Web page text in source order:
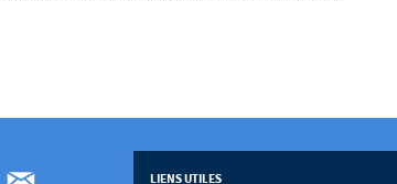
LIENS UTILES